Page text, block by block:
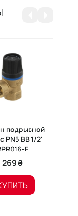
подрывной
PN6 ВВ 1/2'
F
269 ₴